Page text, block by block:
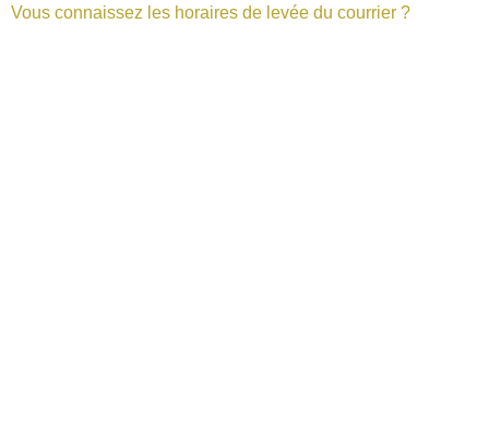
Vous connaissez les horaires de levée du courrier ?